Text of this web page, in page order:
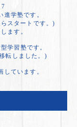
学塾です。
スタートです。)
ます。
学習塾です。
転しました。)
ています。